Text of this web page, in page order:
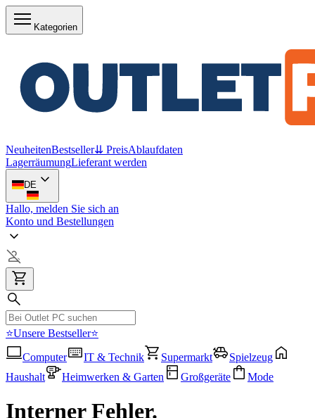
Kategorien
NeuheitenBestseller⇊ PreisAblaufdaten
LagerräumungLieferant werden
DE
Hallo, melden Sie sich an
Konto und Bestellungen
⭐Unsere Bestseller⭐
Computer
IT & Technik Supermarkt
Spielzeug
Haushalt
Heimwerken & Garten Großgeräte Mode
Interner Fehler.